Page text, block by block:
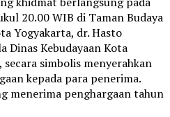
20.00 WIB di Taman Budaya
Yogyakarta, dr. Hasto
Dinas Kebudayaan Kota
simbolis menyerahkan
kepada para penerima.
menerima penghargaan tahun